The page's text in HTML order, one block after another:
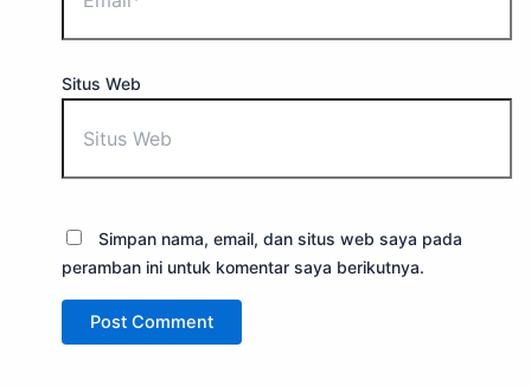
Situs Web
Simpan nama, email, dan situs web saya pada
peramban ini untuk komentar saya berikutnya.